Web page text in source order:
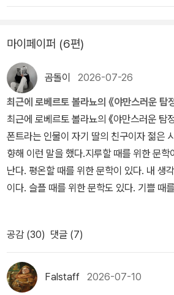
따라 아나톨리아 반도 구석구석을 다니며
고등학교 시절부터 앙카라에서 조부모와 함
지 않고 이때부터 습작을 하다가 작품 속에
세계적인 1968년 운동에 충격을 받는다. 이
서적을 파는 책방을 경영하면서 어울리게 된
룹으로부터 깊게 영향을 받았다. 1971년에
리바넬리는 71년 한 해 동안 두 번 체포, 구
가 좋아서 그랬는지 풀려났고, 72년에 또다
조해 독일로 도피했다. 74년에 사면 복권
정국이 불안정해지자 이후 11년 동안 스톡
등의 극문화 관련자, 현대음악에서 뛰어난
가 미키스 테오도라키스 등과 교류하며, 본
다양한 분야의 음악을 만들고, 소설도 쓰기
로 돌아온 쥴퓌 리바넬리는 소설창작을 위해
정치에도 적극적으로 참여해 국회의원에 당
마이페이퍼 (6편)
곰돌이 2026-07-26
최근에 로베르토 볼라뇨의 《야만스러운 탐
최근에 로베르토 볼라뇨의 《야만스러운 탐
폰트라는 인물이 자기 딸의 친구이자 젊은
향해 이런 말을 했다.지루할 때를 위한 문학
난다. 평온할 때를 위한 문학이 있다. 내 생
이다. 슬플 때를 위한 문학도 있다. 기쁠 때
다. 이 마지막 문학이 울리세스 리마와 벨라
다. 곧 알겠지만 심각한 오류이다. 예를 들어
로 건전한 생활을 하는 성숙한 독자, 즉 평
책과 문학지를 구매하는 사람을. 자 그 사람
차분할 때를 위해, 평온할 때를 위해 쓰인 문
공감 (30) 댓글 (7)
Falstaff 2026-07-10